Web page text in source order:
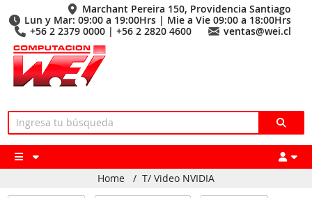
Marchant Pereira 150, Providencia Santiago
Lun y Mar: 09:00 a 19:00Hrs | Mie a Vie 09:00 a 18:00Hrs
+56 2 2379 0000 | +56 2 2820 4600
ventas@wei.cl
Home / T/ Video NVIDIA